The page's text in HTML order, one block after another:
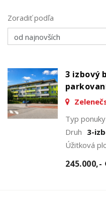
Zoradiť podľa
3 izbový
Typ ponuky
Druh 3-
Úžitková
245.000,-